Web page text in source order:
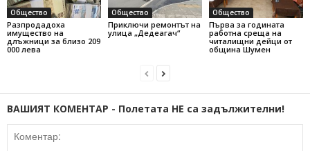
Общество
Разпродадоха
имущество на
длъжници за близо 209
000 лева
Общество
Приключи ремонтът на
улица „Дедеагач“
Общество
Първа за годината
работна среща на
читалищни дейци от
община Шумен
ВАШИЯТ КОМЕНТАР - Полетата НЕ са задължителни!